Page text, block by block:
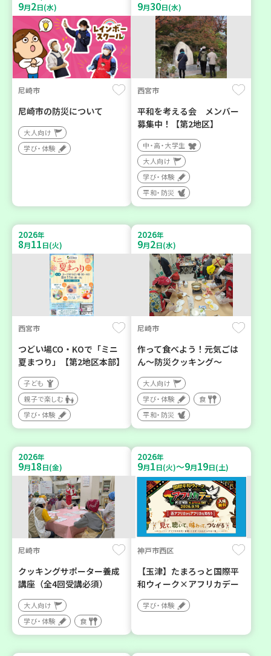
9月2日(水)
尼崎市
尼崎市の防災について
大人向け
学び・体験
9月30日(水)
西宮市
平和を考える会 メンバー
募集中！【第2地区】
中・高・大学生
大人向け
学び・体験
平和・防災
2026年
8月11日(火)
西宮市
つどい場CO・KOで「ミニ
夏まつり」【第2地区本部】
子ども
親子で楽しむ
学び・体験
2026年
9月2日(水)
尼崎市
作って食べよう！元気ごは
ん～防災クッキング～
大人向け
学び・体験
食
平和・防災
2026年
9月18日(金)
尼崎市
クッキングサポーター養成
講座（全4回受講必須）
大人向け
学び・体験
食
2026年
9月1日(火)～9月19日(土)
神戸市西区
【玉津】たまろっと国際平
和ウィーク×アフリカデー
学び・体験